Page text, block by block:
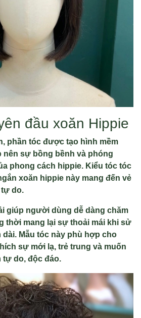
đầu xoăn Hippie
phần tóc được tạo hình mềm
nên sự bồng bềnh và phóng
phong cách hippie. Kiểu tóc tóc
xoăn hippie này mang đến vẻ
tự do.
giúp người dùng dễ dàng chăm
thời mang lại sự thoải mái khi sử
Mẫu tóc này phù hợp cho
sự mới lạ, trẻ trung và muốn
tự do, độc đáo.